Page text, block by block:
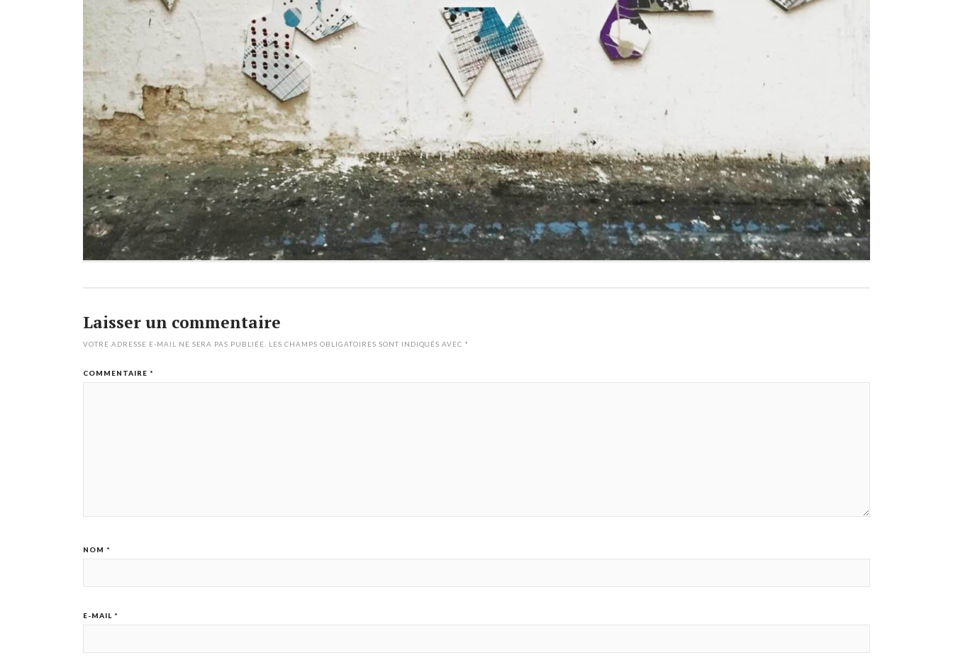
Laisser un commentaire
VOTRE ADRESSE E-MAIL NE SERA PAS PUBLIÉE. LES CHAMPS OBLIGATOIRES SONT INDIQUÉS AVEC *
COMMENTAIRE *
NOM *
E-MAIL *